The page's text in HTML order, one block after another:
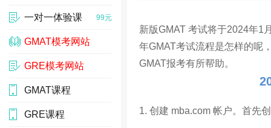
一对一体验课 99元
GMAT模考网站
10000人
GRE模考网站
GMAT课程
GRE课程
新版GMAT 考试将于2024年1
年GMAT考试流程是怎样的呢
GMAT报考有所帮助。
1. 创建 mba.com 帐户。首先